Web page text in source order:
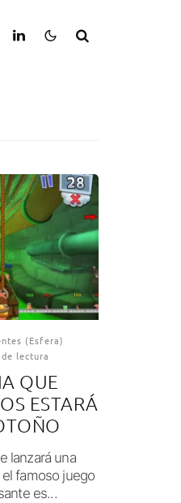
(Esfera)
lectura
QUE
ESTARÁ
lanzará una
famoso juego
es...